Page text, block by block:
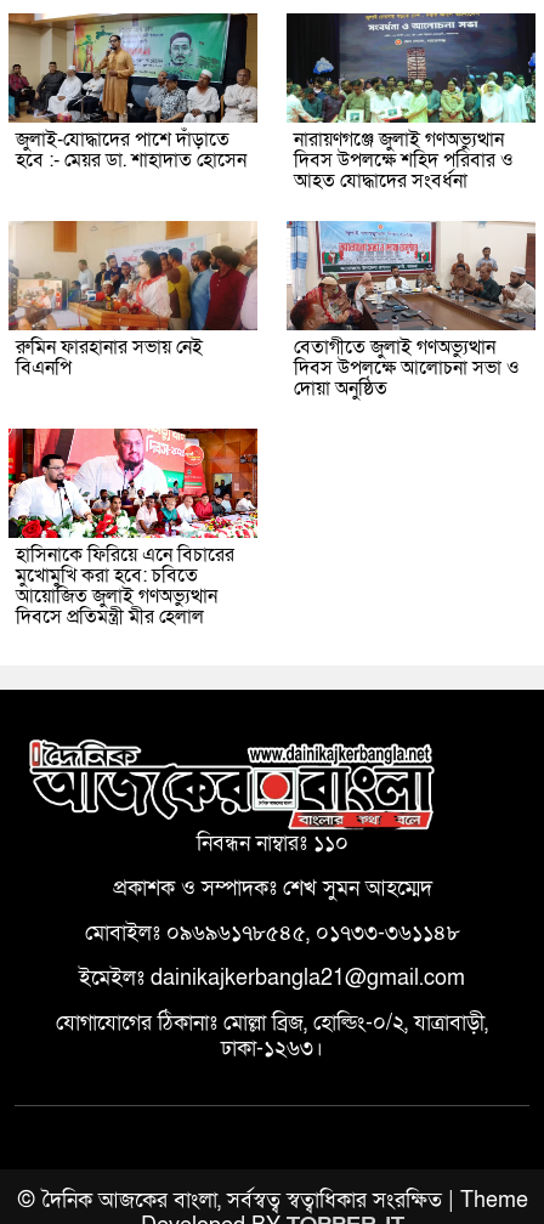
জুলাই-যোদ্ধাদের পাশে দাঁড়াতে
হবে :- মেয়র ডা. শাহাদাত হোসেন
নারায়ণগঞ্জে জুলাই গণঅভ্যুত্থান
দিবস উপলক্ষে শহিদ পরিবার ও
আহত যোদ্ধাদের সংবর্ধনা
রুমিন ফারহানার সভায় নেই
বিএনপি
বেতাগীতে জুলাই গণঅভ্যুত্থান
দিবস উপলক্ষে আলোচনা সভা ও
দোয়া অনুষ্ঠিত
হাসিনাকে ফিরিয়ে এনে বিচারের
মুখোমুখি করা হবে: চবিতে
আয়োজিত জুলাই গণঅভ্যুত্থান
দিবসে প্রতিমন্ত্রী মীর হেলাল
নিবন্ধন নাম্বারঃ ১১০
প্রকাশক ও সম্পাদকঃ শেখ সুমন আহম্মেদ
মোবাইলঃ ০৯৬৯৬১৭৮৫৪৫, ০১৭৩৩-৩৬১১৪৮
ইমেইলঃ dainikajkerbangla21@gmail.com
যোগাযোগের ঠিকানাঃ মোল্লা ব্রিজ, হোল্ডিং-০/২, যাত্রাবাড়ী,
ঢাকা-১২৬৩।
© দৈনিক আজকের বাংলা, সর্বস্বত্ব স্বত্বাধিকার সংরক্ষিত | Theme